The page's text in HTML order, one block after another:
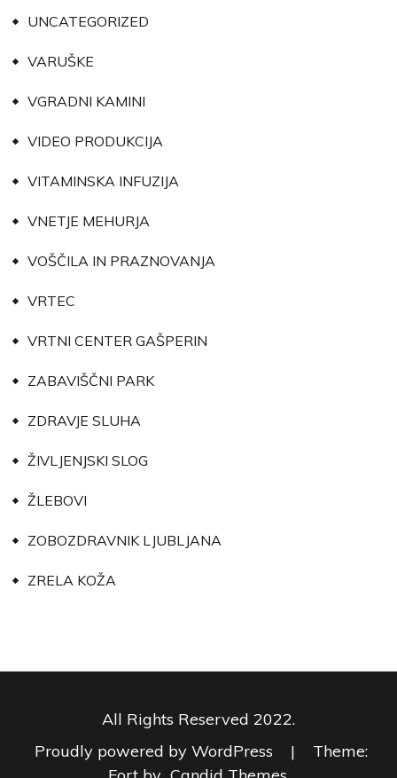
UNCATEGORIZED
VARUŠKE
VGRADNI KAMINI
VIDEO PRODUKCIJA
VITAMINSKA INFUZIJA
VNETJE MEHURJA
VOŠČILA IN PRAZNOVANJA
VRTEC
VRTNI CENTER GAŠPERIN
ZABAVIŠČNI PARK
ZDRAVJE SLUHA
ŽIVLJENJSKI SLOG
ŽLEBOVI
ZOBOZDRAVNIK LJUBLJANA
ZRELA KOŽA
All Rights Reserved 2022.
Proudly powered by WordPress
|
Theme: